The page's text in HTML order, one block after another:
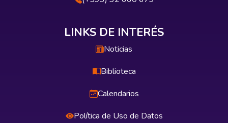
LINKS DE INTERÉS
Noticias
Biblioteca
Calendarios
Política de Uso de Datos